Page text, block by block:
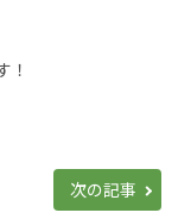
！
次の記事